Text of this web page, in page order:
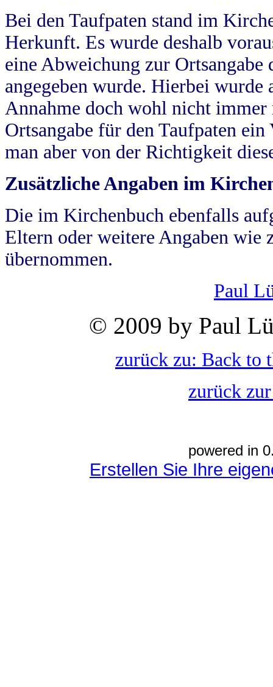
Bei den Taufpaten stand im
Herkunft. Es wurde deshalb
eine Abweichung zur
angegeben wurde. Hierbei wurde
Annahme doch wohl nicht
Ortsangabe für den Taufpaten
man aber von der Richtigkeit
Zusätzliche Angaben im
Die im Kirchenbuch ebenfalls
Eltern oder weitere Angaben wie
übernommen.
Paul
© 2009 by Paul
zurück zu: Back to
zurück
powered in
Erstellen Sie Ihre